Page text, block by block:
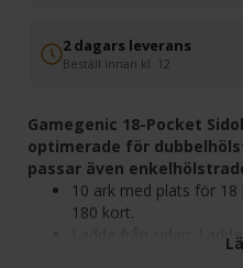
2 dagars leverans
Beställ innan kl. 12
Gamegenic 18-Pocket
optimerade för
passar även
10 ark med plats för
180 kort.
Ladda från sidan:
från toppen av